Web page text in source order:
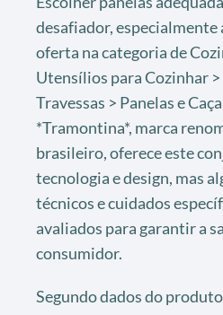
desafiador, especialmente
oferta na categoria de
Utensílios para Cozinhar >
Travessas > Panelas e
*Tramontina*, marca
brasileiro, oferece este
tecnologia e design, mas
técnicos e cuidados
avaliados para garantir a
consumidor.
Segundo dados do